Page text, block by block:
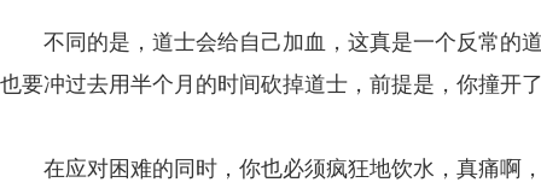
不同的是，道士会给自己加血，这真是一个反常的
也要冲过去用半个月的时间砍掉道士，前提是，你撞开
在应对困难的同时，你也必须疯狂地饮水，真痛啊